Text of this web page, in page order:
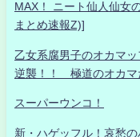
MAX！ ニート仙人仙女
まとめ速報Z)]
乙女系腐男子のオカマ
逆襲！！ 極道のオカマ
スーパーウンコ！
新・ハゲッフル！哀愁